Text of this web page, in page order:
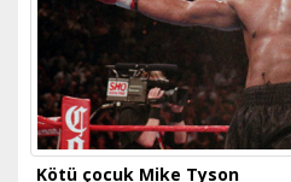
Kötü çocuk Mike Tyson